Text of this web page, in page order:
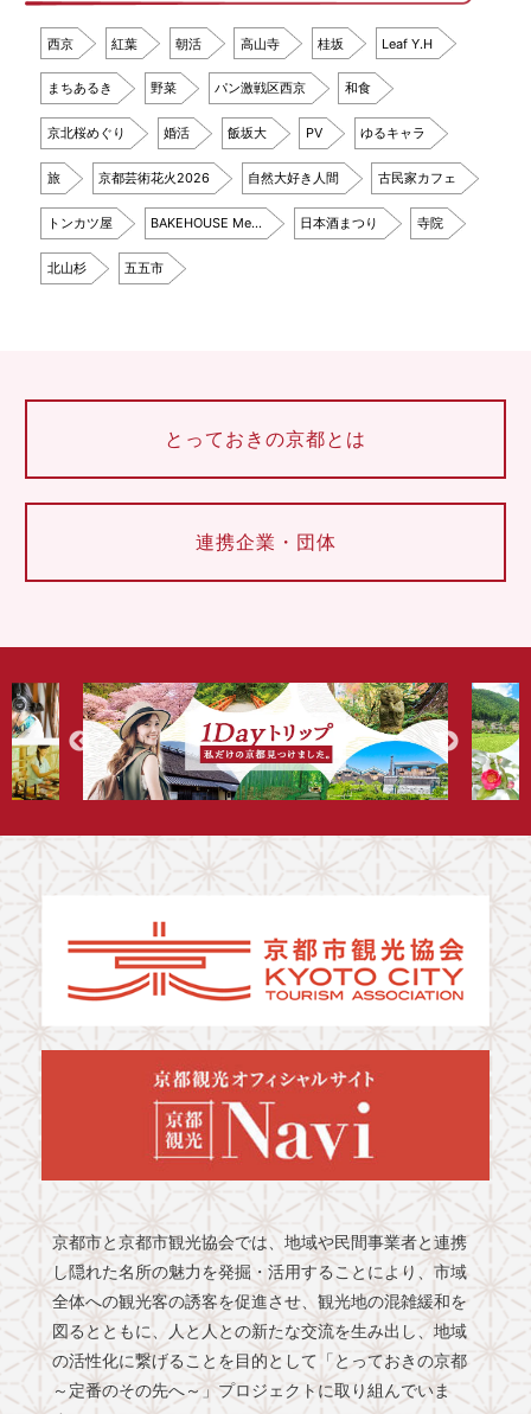
西京 紅葉 朝活 高山寺 桂坂 Leaf Y.H
まちあるき 野菜 パン激戦区西京 和食
京北桜めぐり 婚活 飯坂大 PV ゆるキャラ
旅 京都芸術花火2026 自然大好き人間 古民家カフェ
トンカツ屋 BAKEHOUSE Me… 日本酒まつり 寺院
北山杉 五五市
とっておきの京都とは
連携企業・団体
京都市と京都市観光協会では、地域や民間事業者と連携
し隠れた名所の魅力を発掘・活用することにより、市域
全体への観光客の誘客を促進させ、観光地の混雑緩和を
図るとともに、人と人との新たな交流を生み出し、地域
の活性化に繋げることを目的として「とっておきの京都
～定番のその先へ～」プロジェクトに取り組んでいま